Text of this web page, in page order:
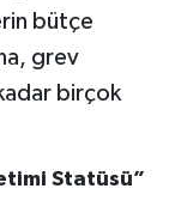
bütçe
grev
birçok
Statüsü”